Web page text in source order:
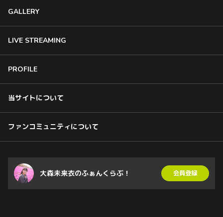
GALLERY
LIVE STREAMING
PROFILE
当サイトについて
ファンコミュニティについて
大森未来衣のふぁんくらぶ！ 会員登録